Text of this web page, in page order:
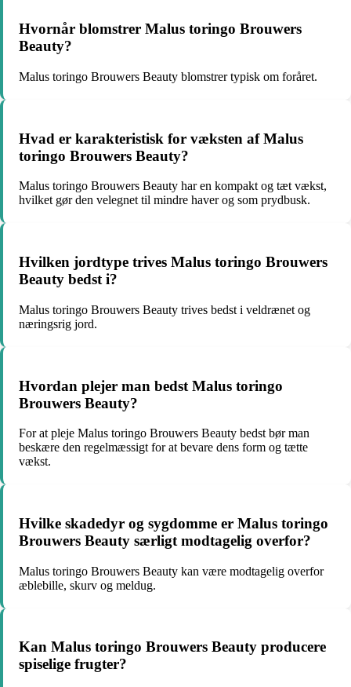
Hvornår blomstrer Malus toringo Brouwers
Beauty?
Malus toringo Brouwers Beauty blomstrer typisk om foråret.
Hvad er karakteristisk for væksten af Malus
toringo Brouwers Beauty?
Malus toringo Brouwers Beauty har en kompakt og tæt vækst,
hvilket gør den velegnet til mindre haver og som prydbusk.
Hvilken jordtype trives Malus toringo Brouwers
Beauty bedst i?
Malus toringo Brouwers Beauty trives bedst i veldrænet og
næringsrig jord.
Hvordan plejer man bedst Malus toringo
Brouwers Beauty?
For at pleje Malus toringo Brouwers Beauty bedst bør man
beskære den regelmæssigt for at bevare dens form og tætte
vækst.
Hvilke skadedyr og sygdomme er Malus toringo
Brouwers Beauty særligt modtagelig overfor?
Malus toringo Brouwers Beauty kan være modtagelig overfor
æblebille, skurv og meldug.
Kan Malus toringo Brouwers Beauty producere
spiselige frugter?